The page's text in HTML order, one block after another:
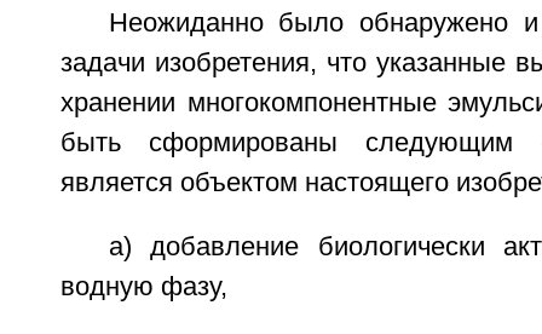
Неожиданно было обнаружено
задачи изобретения, что указанные
хранении многокомпонентные
быть сформированы следующим
является объектом настоящего
a) добавление биологически
водную фазу,